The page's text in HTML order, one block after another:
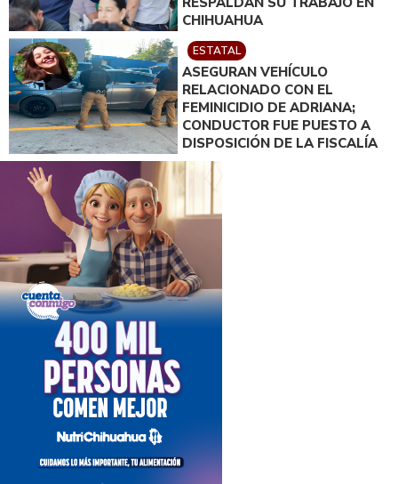
CHIHUAHUA
ESTATAL
ASEGURAN VEHÍCULO
RELACIONADO CON EL
FEMINICIDIO DE ADRIANA;
CONDUCTOR FUE PUESTO A
DISPOSICIÓN DE LA FISCALÍA